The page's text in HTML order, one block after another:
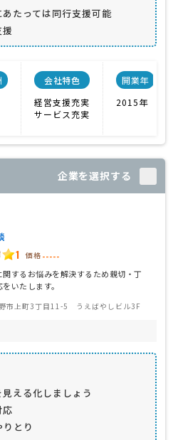
たっては同行支援可能
会社特色
経営支援充実
サービス充実
開業年
2015年
企業を選択する
1 価格 -----
関するお悩みを解決するため親切・丁
いたします。
市上町3丁目11-5 うえばやしビル3F
える化しましょう
とり